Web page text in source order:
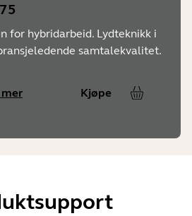
for hybridarbeid. Lydteknikk i
samtalekvalitet.
Kjøpe